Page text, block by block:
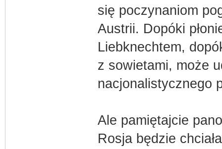
się poczynaniom
Austrii. Dopóki
Liebknechtem,
z sowietami, może
nacjonalistycznego
Ale pamiętajcie
Rosja będzie